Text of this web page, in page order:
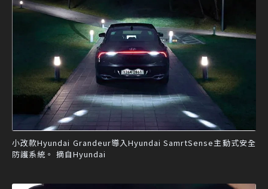
小改款Hyundai Grandeur導入Hyundai SamrtSense主動式安全
防護系統。 摘自Hyundai